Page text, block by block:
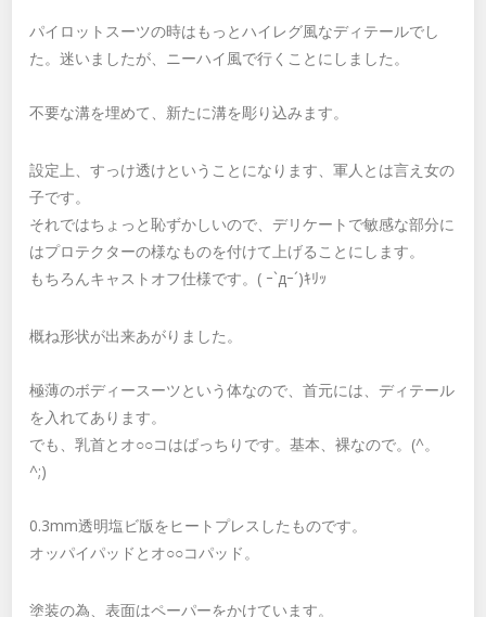
パイロットスーツの時はもっとハイレグ風なディテールでし
た。迷いましたが、ニーハイ風で行くことにしました。
不要な溝を埋めて、新たに溝を彫り込みます。
設定上、すっけ透けということになります、軍人とは言え女の
子です。
それではちょっと恥ずかしいので、デリケートで敏感な部分に
はプロテクターの様なものを付けて上げることにします。
もちろんキャストオフ仕様です。( ｰ`дｰ´)ｷﾘｯ
概ね形状が出来あがりました。
極薄のボディースーツという体なので、首元には、ディテール
を入れてあります。
でも、乳首とオ○○コはばっちりです。基本、裸なので。(^。
^;)
0.3mm透明塩ビ版をヒートプレスしたものです。
オッパイパッドとオ○○コパッド。
塗装の為、表面はペーパーをかけています。